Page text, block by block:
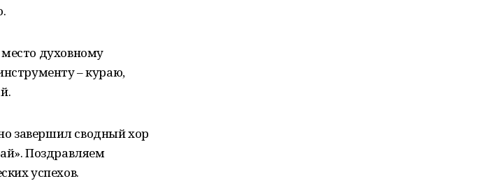
духовному
– кураю,
завершил сводный хор
Поздравляем
успехов.